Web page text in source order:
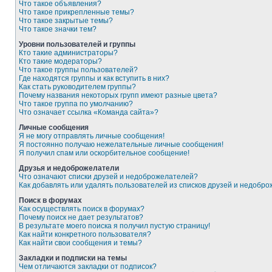
Что такое объявления?
Что такое прикрепленные темы?
Что такое закрытые темы?
Что такое значки тем?
Уровни пользователей и группы
Кто такие администраторы?
Кто такие модераторы?
Что такое группы пользователей?
Где находятся группы и как вступить в них?
Как стать руководителем группы?
Почему названия некоторых групп имеют разные цвета?
Что такое группа по умолчанию?
Что означает ссылка «Команда сайта»?
Личные сообщения
Я не могу отправлять личные сообщения!
Я постоянно получаю нежелательные личные сообщения!
Я получил спам или оскорбительное сообщение!
Друзья и недоброжелатели
Что означают списки друзей и недоброжелателей?
Как добавлять или удалять пользователей из списков друзей и
Поиск в форумах
Как осуществлять поиск в форумах?
Почему поиск не дает результатов?
В результате моего поиска я получил пустую страницу!
Как найти конкретного пользователя?
Как найти свои сообщения и темы?
Закладки и подписки на темы
Чем отличаются закладки от подписок?